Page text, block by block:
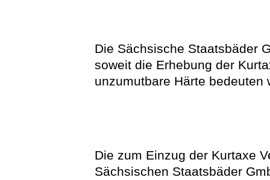
Die Sächsische Staatsbäder
soweit die Erhebung der
unzumutbare Härte bedeuten
Die zum Einzug der Kurtaxe
Sächsischen Staatsbäder